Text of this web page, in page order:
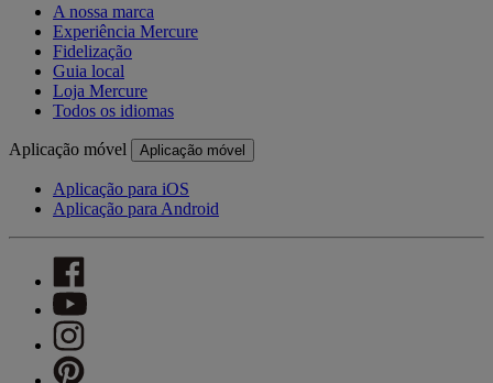
A nossa marca
Experiência Mercure
Fidelização
Guia local
Loja Mercure
Todos os idiomas
Aplicação móvel Aplicação móvel
Aplicação para iOS
Aplicação para Android